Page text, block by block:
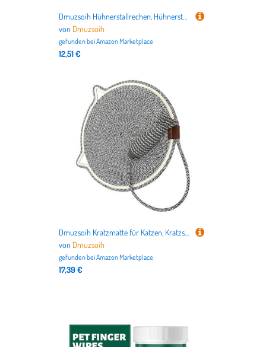
Dmuzsoih Hühnerstallrechen, Hühnerstallschaufel - Dehnbare Hühnerstall-Reinigungswerkzeuge | Kotschaufel für Hühnerstall, Ziegenstall, Katzenstreuschaufel
von Dmuzsoih
gefunden beiAmazon Marketplace
12,51 €
Dmuzsoih Kratzmatte für Katzen, Kratzspielzeug, Teppichschutz, stabile Kratzpads, Baumwollseil, Katzenkratzer für Indoor-Katzen
von Dmuzsoih
gefunden beiAmazon Marketplace
17,39 €